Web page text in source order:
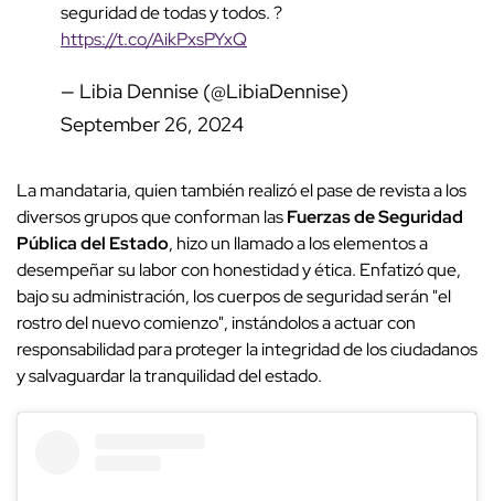
seguridad de todas y todos. ?
https://t.co/AikPxsPYxQ
— Libia Dennise (@LibiaDennise)
September 26, 2024
La mandataria, quien también realizó el pase de revista a los
diversos grupos que conforman lasFuerzas de Seguridad
Pública del Estado, hizo un llamado a los elementos a
desempeñar su labor con honestidad y ética. Enfatizó que,
bajo su administración, los cuerpos de seguridad serán "el
rostro del nuevo comienzo", instándolos a actuar con
responsabilidad para proteger la integridad de los ciudadanos
y salvaguardar la tranquilidad del estado.